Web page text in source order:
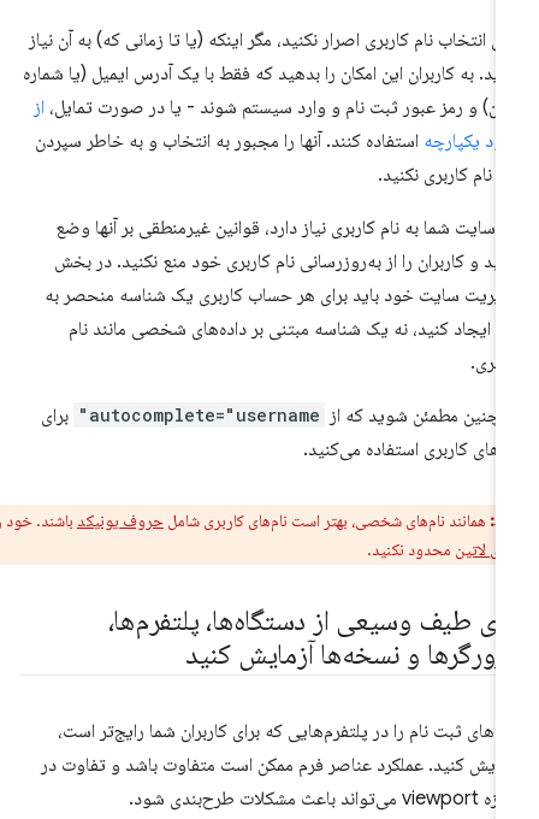
انتخاب نام کاربری اصرار نکنید، مگر اینکه (یا تا زمانی که) به آن نیاز
به کاربران این امکان را بدهید که فقط با یک آدرس ایمیل (یا شماره
و رمز عبور ثبت نام و وارد سیستم شوند - یا در صورت تمایل،از
یکپارچهاستفاده کنند. آنها را مجبور به انتخاب و به خاطر سپردن
نام کاربری نکنید.
سایت شما به نام کاربری نیاز دارد، قوانین غیرمنطقی بر آنها وضع
و کاربران را از به‌روزرسانی نام کاربری خود منع نکنید. در بخش
سایت خود باید برای هر حساب کاربری یک شناسه منحصر به
ایجاد کنید، نه یک شناسه مبتنی بر داده‌های شخصی مانند نام
مطمئن شوید که از autocomplete="username"
برای
کاربری استفاده می‌کنید.
همانند نام‌های شخصی، بهتر است نام‌های کاربری شاملحروف یونیکدباشند. خود را به
لاتینمحدود نکنید.
طیف وسیعی از دستگاه‌ها، پلتفرم‌ها،
و نسخه‌ها آزمایش کنید
ثبت نام را در پلتفرم‌هایی که برای کاربران شما رایج‌تر است،
کنید. عملکرد عناصر فرم ممکن است متفاوت باشد و تفاوت در
اندازه viewport می‌تواند باعث مشکلات طرح‌بندی شود.